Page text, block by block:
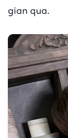
gian qua.